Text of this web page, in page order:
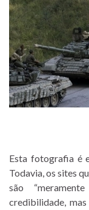
Esta fotografia é
Todavia, os sites
são
credibilidade,